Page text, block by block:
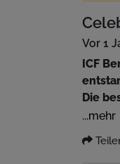
Vor 1
ICF
Die
mit
eine
...mehr